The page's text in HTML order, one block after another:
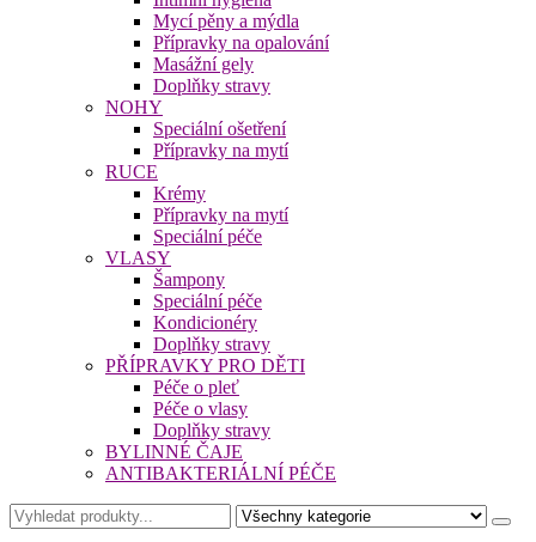
Mycí pěny a mýdla
Přípravky na opalování
Masážní gely
Doplňky stravy
NOHY
Speciální ošetření
Přípravky na mytí
RUCE
Krémy
Přípravky na mytí
Speciální péče
VLASY
Šampony
Speciální péče
Kondicionéry
Doplňky stravy
PŘÍPRAVKY PRO DĚTI
Péče o pleť
Péče o vlasy
Doplňky stravy
BYLINNÉ ČAJE
ANTIBAKTERIÁLNÍ PÉČE